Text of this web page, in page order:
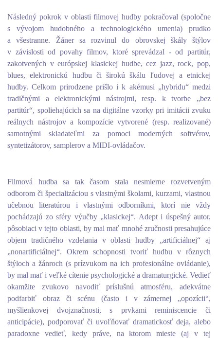
Následný pokrok v oblasti filmovej hudby pokračoval (spoločne
s vývojom hudobného a technologického umenia) prudko
a všestranne. Žáner sa rozvinul do obrovskej škály štýlov
v závislosti od povahy filmov, ktoré sprevádzal - od partitúr,
zakotvených v európskej klasickej hudbe, cez jazz, rock, pop,
blues, elektronickú hudbu či širokú škálu ľudovej a etnickej
hudby. Celkom prirodzene prišlo i k akémusi „hybridu“ medzi
tradičnými a elektronickými nástrojmi, resp. k tvorbe „bez
partitúr“, spoliehajúcich sa na digitálne vzorky pri imitácii zvuku
reálnych nástrojov a kompozície vytvorené (resp. realizované)
samotnými skladateľmi za pomoci moderných softvérov,
syntetizátorov, samplerov a MIDI-ovládačov.
Filmová hudba sa tak časom stala nesmierne rozvetveným
odborom či špecializáciou s vlastnými školami, kurzami, vlastnou
učebnou literatúrou i vlastnými odborníkmi, ktorí nie vždy
pochádzajú zo sféry výučby „klasickej“. Adept i úspešný autor,
pôsobiaci v tejto oblasti, by mal mať mnohé zručnosti presahujúce
objem tradičného vzdelania v oblasti hudby „artificiálnej“ aj
„nonartificiálnej“. Okrem schopnosti tvoriť hudbu v rôznych
štýloch a žánroch (s prízvukom na ich profesionálne ovládanie),
by mal mať i veľké cítenie psychologické a dramaturgické. Vedieť
okamžite zvukovo navodiť príslušnú atmosféru, adekvátne
podfarbiť obraz či scénu (často i v zámernej „opozícii“,
myšlienkovej dvojznačnosti, s prvkami reminiscencie či
anticipácie), podporovať či uvoľňovať dramatickosť deja, alebo
paradoxne vedieť, kedy práve, na ktorom mieste (aj v tej